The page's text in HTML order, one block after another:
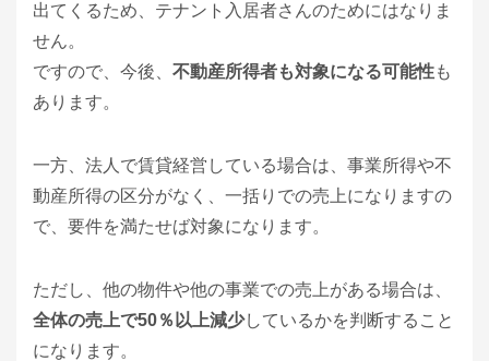
出てくるため、テナント入居者さんのためにはなりま
せん。
ですので、今後、 不動産所得者も対象になる可能性も
あります。
一方、法人で賃貸経営している場合は、事業所得や不
動産所得の区分がなく、一括りでの売上になりますの
で、要件を満たせば対象になります。
ただし、他の物件や他の事業での売上がある場合は、
全体の売上で50％以上減少しているかを判断すること
になります。